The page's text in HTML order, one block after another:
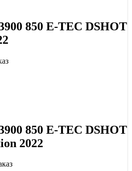
850 E-TEC DSHOT
850 E-TEC DSHOT
2022